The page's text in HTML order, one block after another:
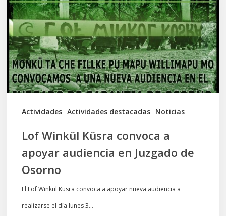
Actividades Actividades destacadas Noticias
convoca
a
apoyar
audiencia
en
Juzgado
Lof Winkül Küsra convoca a
apoyar audiencia en Juzgado de
Osorno
El Lof Winkül Küsra convoca a apoyar nueva audiencia a
realizarse el día lunes 3…